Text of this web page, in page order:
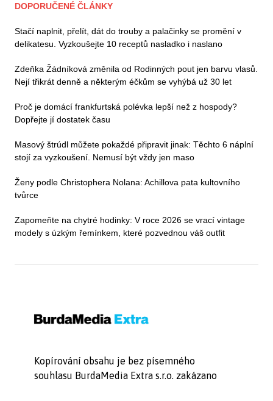
DOPORUČENÉ ČLÁNKY
Stačí naplnit, přelít, dát do trouby a palačinky se promění v
delikatesu. Vyzkoušejte 10 receptů nasladko i naslano
Zdeňka Žádníková změnila od Rodinných pout jen barvu vlasů.
Nejí třikrát denně a některým éčkům se vyhýbá už 30 let
Proč je domácí frankfurtská polévka lepší než z hospody?
Dopřejte jí dostatek času
Masový štrúdl můžete pokaždé připravit jinak: Těchto 6 náplní
stojí za vyzkoušení. Nemusí být vždy jen maso
Ženy podle Christophera Nolana: Achillova pata kultovního
tvůrce
Zapomeňte na chytré hodinky: V roce 2026 se vrací vintage
modely s úzkým řemínkem, které pozvednou váš outfit
Kopírování obsahu je bez písemného
souhlasu BurdaMedia Extra s.r.o. zakázano